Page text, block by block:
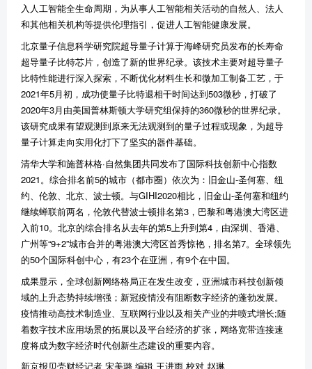
入人工智能全生命周期，为从事人工智能相关活动的自然人、法人
和其他相关机构等提供伦理指引，促进人工智能健康发展。
北京量子信息科学研究院超导量子计算于海峰研究员发布的长寿命
超导量子比特芯片，创造了新的世界纪录。该技术主要对超导量子
比特性能进行深入探索，不断优化材料生长和微加工制备工艺，于
2021年5月初，成功使量子比特退相干时间达到503微秒，打破了
2020年3月由美国普林斯顿大学研究组保持的360微秒的世界纪录。
该研究成果有望观测到原来无法观测到的量子过程或现象，为超导
量子计算走向实用化打下了坚实的器件基础。
清华大学和施普林格·自然集团共同发布了国际科技创新中心指数
2021。综合排名前5的城市（都市圈）依次为：旧金山-圣何塞、纽
约、伦敦、北京、波士顿。与GIHI2020相比，旧金山-圣何塞和纽约
继续蝉联前两名，伦敦代替波士顿排名第3，巴黎和粤港澳大湾区进
入前10。北京的综合排名从去年的第5上升到第4，由深圳、香港、
广州等“9+2”城市合并的粤港澳大湾区首秀惊艳，排名第7。全球领先
的50个国际科创中心，有23个在亚洲，有9个在中国。
成果显示，全球创新网络格局正在发生改变，亚洲城市科技创新领
域的上升态势持续增强；新冠疫情没有阻断数字经济的蓬勃发展。
疫情推动高技术制造业、互联网行业以及相关产业的井喷式增长;随
着数字技术应用场景的拓展以及平台经济的扩张，网络宽带连接速
度将成为数字经济时代创新生态建设的重要内容。
新京报贝壳财经记者 宋美璐 编辑 王进雨 校对 赵琳